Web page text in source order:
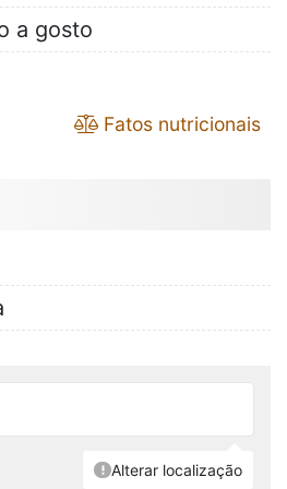
a gosto
Fatos nutricionais